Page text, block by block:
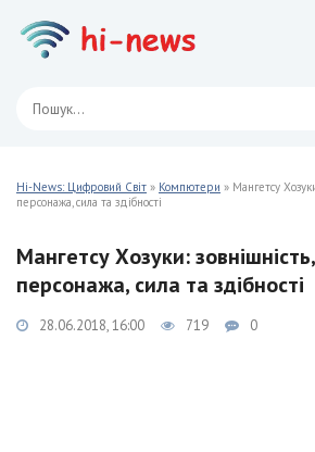
Hi-News: Цифровий Світ » Компютери » Мангетсу
персонажа, сила та здібності
Мангетсу Хозуки: зовнішність,
персонажа, сила та здібності
28.06.2018, 16:00 719 0